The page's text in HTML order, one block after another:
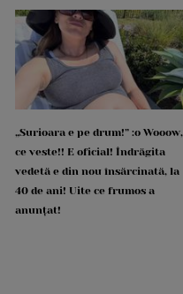
„Surioara e pe drum!” :o Wooow,
ce veste!! E oficial! Îndrăgita
vedetă e din nou însărcinată, la
40 de ani! Uite ce frumos a
anunțat!